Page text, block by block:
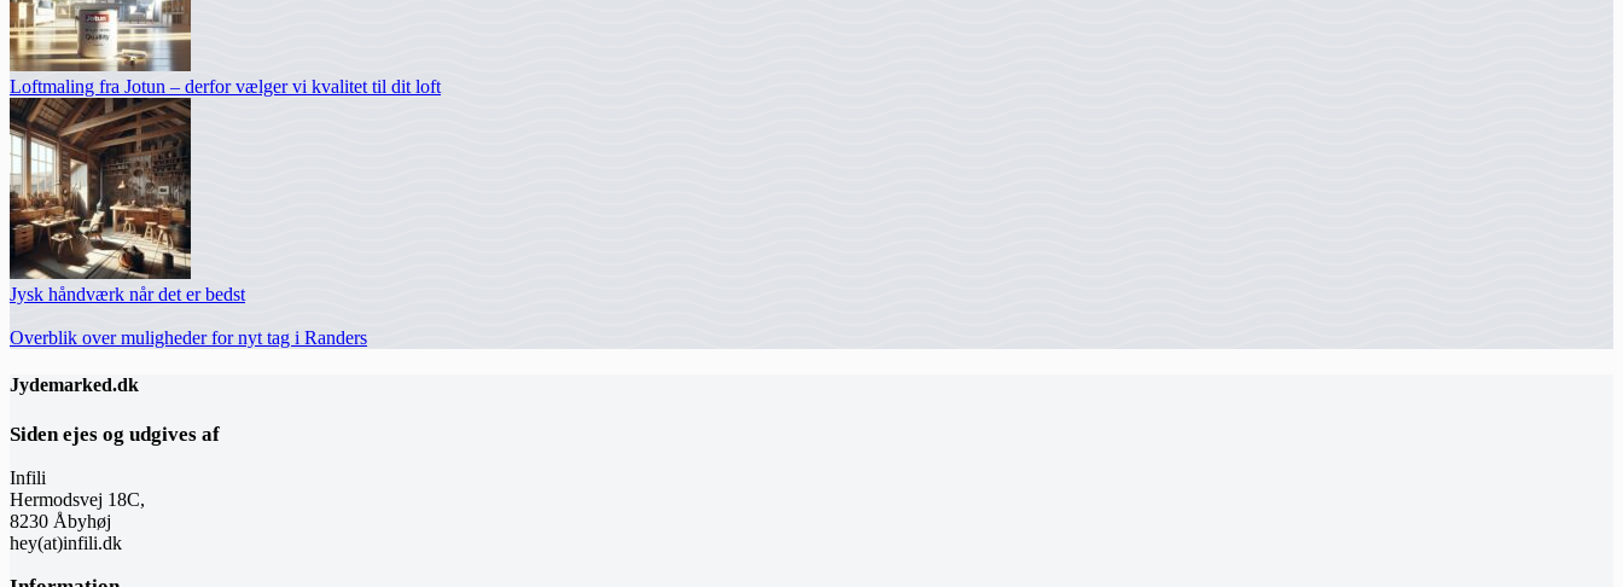
Loftmaling fra Jotun – derfor vælger vi kvalitet til dit loft
Jysk håndværk når det er bedst
Overblik over muligheder for nyt tag i Randers
Jydemarked.dk
Siden ejes og udgives af
Infili
Hermodsvej 18C,
8230 Åbyhøj
hey(at)infili.dk